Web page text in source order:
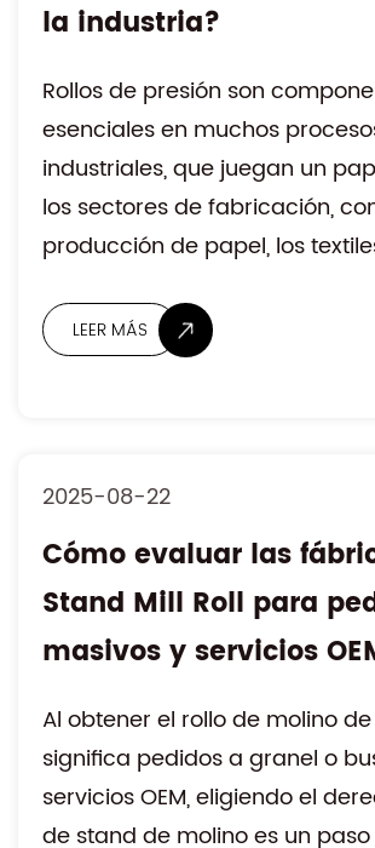
la industria?
Rollos de presión son
esenciales en muchos
industriales, que juegan un
los sectores de fabricación,
producción de papel, los
LEER MÁS
2025-08-22
Cómo evaluar las
Stand Mill Roll para
masivos y servicios
Al obtener el rollo de molino
significa pedidos a granel o
servicios OEM, eligiendo el
de stand de molino es un